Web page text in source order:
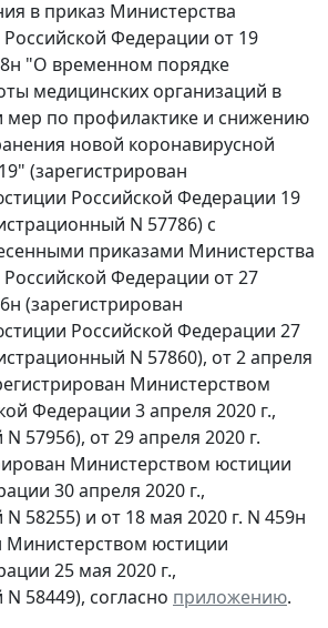
в приказ Министерства
Федерации от 19
"О временном порядке
медицинских организаций в
мер по профилактике и снижению
новой коронавирусной
(зарегистрирован
Российской Федерации 19
N 57786) с
приказами Министерства
Федерации от 27
(зарегистрирован
Российской Федерации 27
N 57860), от 2 апреля
Министерством
Федерации 3 апреля 2020 г.,
57956), от 29 апреля 2020 г.
Министерством юстиции
30 апреля 2020 г.,
58255) и от 18 мая 2020 г. N 459н
Министерством юстиции
25 мая 2020 г.,
58449), согласно приложению.